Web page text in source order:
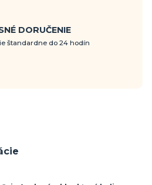
DORUČENIE
štandardne do 24 hodín